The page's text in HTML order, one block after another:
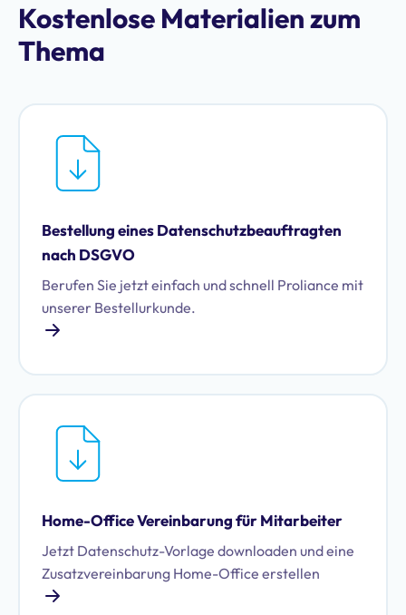
Kostenlose Materialien zum
Thema
Bestellung eines Datenschutz­beauftragten
nach DSGVO
Berufen Sie jetzt einfach und schnell Proliance mit
unserer Bestellurkunde.
Home-Office Vereinbarung für Mitarbeiter
Jetzt Datenschutz-Vorlage downloaden und eine
Zusatzvereinbarung Home-Office erstellen